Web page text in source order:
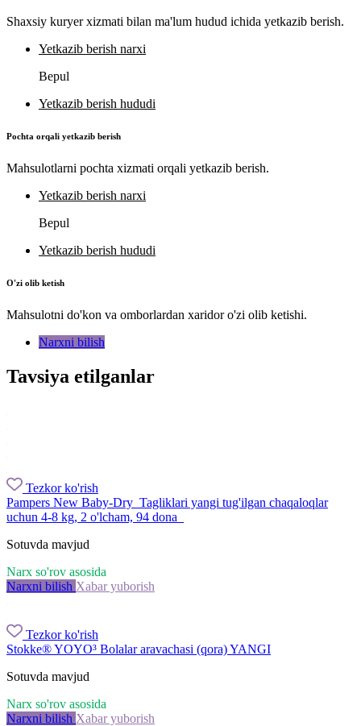
Shaxsiy kuryer xizmati bilan ma'lum hudud ichida yetkazib berish.
Yetkazib berish narxi
Bepul
Yetkazib berish hududi
Pochta orqali yetkazib berish
Mahsulotlarni pochta xizmati orqali yetkazib berish.
Yetkazib berish narxi
Bepul
Yetkazib berish hududi
O'zi olib ketish
Mahsulotni do'kon va omborlardan xaridor o'zi olib ketishi.
Narxni bilish
Tavsiya etilganlar
Tezkor ko'rish
Pampers New Baby-Dry Tagliklari yangi tug'ilgan chaqaloqlar
uchun 4-8 kg, 2 o'lcham, 94 dona
Sotuvda mavjud
Narx so'rov asosida
Narxni bilish Xabar yuborish
Tezkor ko'rish
Stokke® YOYO³ Bolalar aravachasi (qora) YANGI
Sotuvda mavjud
Narx so'rov asosida
Narxni bilish Xabar yuborish